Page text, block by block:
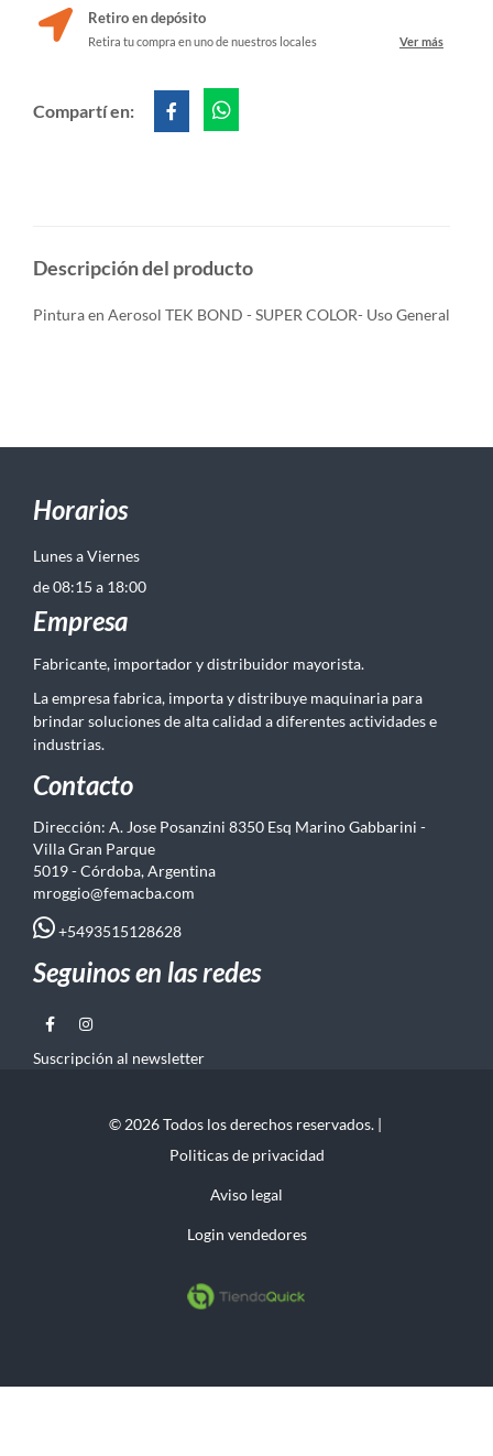
Retiro en depósito
Retira tu compra en uno de nuestros locales Ver más
Compartí en:
Descripción del producto
Pintura en Aerosol TEK BOND - SUPER COLOR- Uso General
Horarios
Lunes a Viernes
de 08:15 a 18:00
Empresa
Fabricante, importador y distribuidor mayorista.
La empresa fabrica, importa y distribuye maquinaria para
brindar soluciones de alta calidad a diferentes actividades e
industrias.
Contacto
Dirección: A. Jose Posanzini 8350 Esq Marino Gabbarini -
Villa Gran Parque
5019 - Córdoba, Argentina
mroggio@femacba.com
+5493515128628
Seguinos en las redes
Suscripción al newsletter
© 2026 Todos los derechos reservados. |
Politicas de privacidad
Aviso legal
Login vendedores